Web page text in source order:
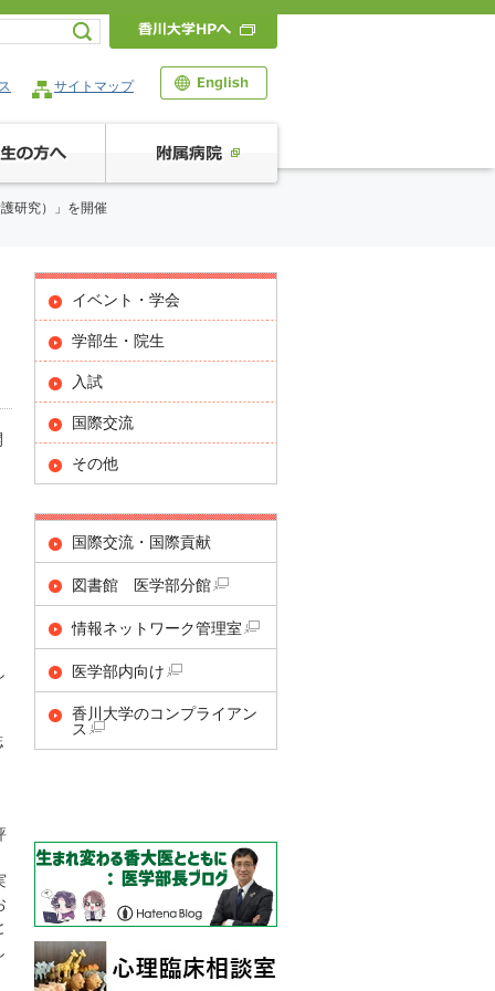
サイトマップ
研究）」を開催
イベント・学会
学部生・院生
入試
国際交流
その他
国際交流・国際貢献
図書館 医学部分館
情報ネットワーク管理室
医学部内向け
香川大学のコンプライアン
ス